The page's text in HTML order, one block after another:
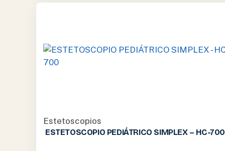
Estetoscopios
ESTETOSCOPIO PEDIÁTRICO SIMPLEX – HC-700